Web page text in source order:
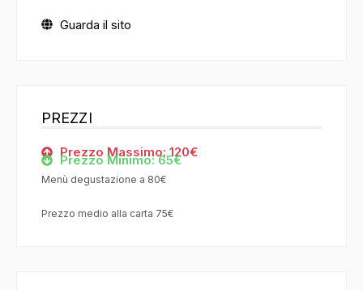
Guarda il sito
PREZZI
Prezzo Massimo: 120€
Prezzo Minimo: 65€
Menù degustazione a 80€
Prezzo medio alla carta 75€